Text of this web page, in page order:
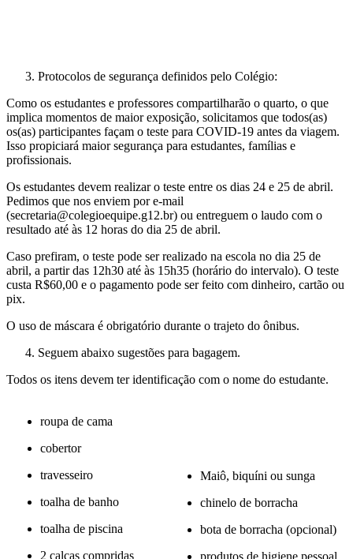
Protocolos de segurança definidos pelo Colégio:
Como os estudantes e professores compartilharão o quarto, o que
implica momentos de maior exposição, solicitamos que todos(as)
os(as) participantes façam o teste para COVID-19 antes da viagem.
Isso propiciará maior segurança para estudantes, famílias e
profissionais.
Os estudantes devem realizar o teste entre os dias 24 e 25 de abril.
Pedimos que nos enviem por e-mail
(secretaria@colegioequipe.g12.br) ou entreguem o laudo com o
resultado até às 12 horas do dia 25 de abril.
Caso prefiram, o teste pode ser realizado na escola no dia 25 de
abril, a partir das 12h30 até às 15h35 (horário do intervalo). O teste
custa R$60,00 e o pagamento pode ser feito com dinheiro, cartão ou
pix.
O uso de máscara é obrigatório durante o trajeto do ônibus.
Seguem abaixo sugestões para bagagem.
Todos os itens devem ter identificação com o nome do estudante.
roupa de cama
cobertor
travesseiro
toalha de banho
toalha de piscina
2 calças compridas
Maiô, biquíni ou sunga
chinelo de borracha
bota de borracha (opcional)
produtos de higiene pessoal